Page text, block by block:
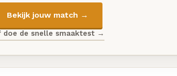
Bekijk jouw match →
doe de snelle smaaktest →